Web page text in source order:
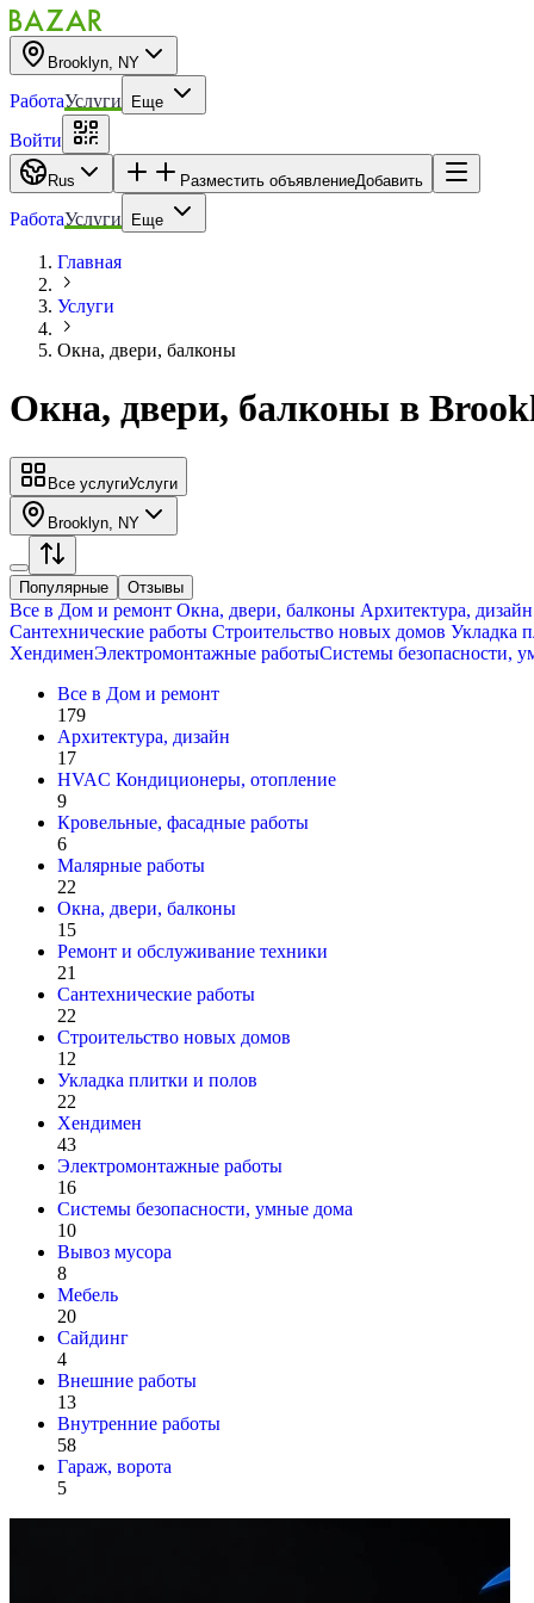
Brooklyn, NY
РаботаУслуги Еще
Войти
Rus Разместить объявлениеДобавить
РаботаУслуги Еще
Главная
Услуги
Окна, двери, балконы
Окна, двери, балконы в
Все услугиУслуги
Brooklyn, NY
Популярные Отзывы
Все в Дом и ремонт Окна, двери, балконы Архитектура, дизайн
Сантехнические работы Строительство новых домов Укладка
ХендименЭлектромонтажные работыСистемы безопасности,
Все в Дом и ремонт
179
Архитектура, дизайн
17
HVAC Кондиционеры, oтопление
9
Кровельные, фасадные работы
6
Малярные работы
22
Окна, двери, балконы
15
Ремонт и обслуживание техники
21
Сантехнические работы
22
Строительство новых домов
12
Укладка плитки и полов
22
Хендимен
43
Электромонтажные работы
16
Системы безопасности, умные дома
10
Вывоз мусора
8
Мебель
20
Сайдинг
4
Внешние работы
13
Внутренние работы
58
Гараж, ворота
5